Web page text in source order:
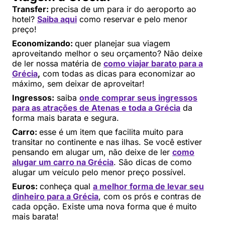
Transfer: precisa de um para ir do aeroporto ao
hotel? Saiba aqui como reservar e pelo menor
preço!
Economizando: quer planejar sua viagem
aproveitando melhor o seu orçamento? Não deixe
de ler nossa matéria de como viajar barato para a
Grécia, com todas as dicas para economizar ao
máximo, sem deixar de aproveitar!
Ingressos: saiba onde comprar seus ingressos
para as atrações de Atenas e toda a Grécia da
forma mais barata e segura.
Carro: esse é um item que facilita muito para
transitar no continente e nas ilhas. Se você estiver
pensando em alugar um, não deixe de ler como
alugar um carro na Grécia. São dicas de como
alugar um veículo pelo menor preço possível.
Euros: conheça qual a melhor forma de levar seu
dinheiro para a Grécia, com os prós e contras de
cada opção. Existe uma nova forma que é muito
mais barata!